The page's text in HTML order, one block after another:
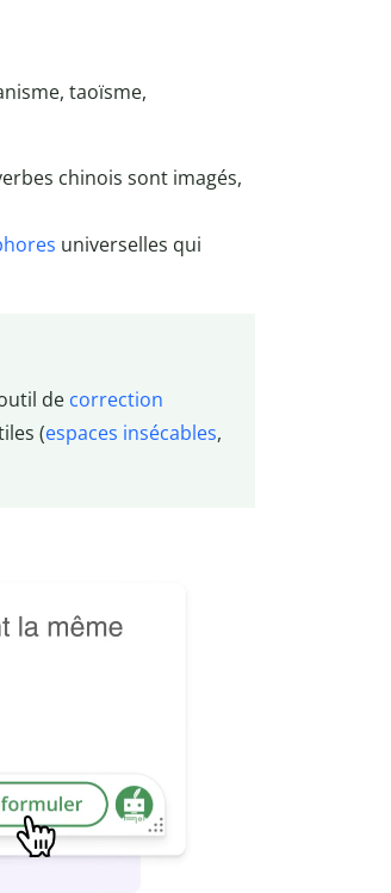
taoïsme,
chinois sont imagés,
universelles qui
de correction
(espaces insécables,